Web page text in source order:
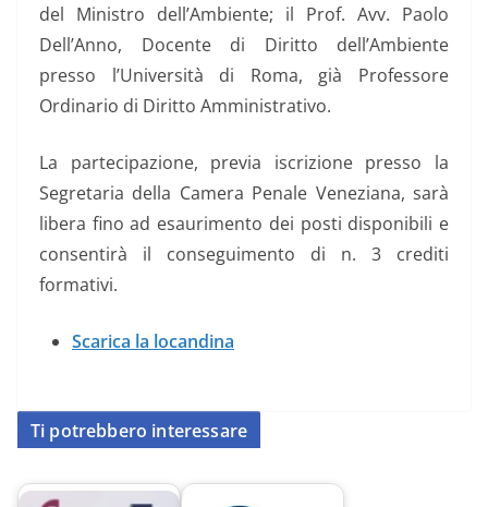
del Ministro dell’Ambiente; il Prof. Avv. Paolo
Dell’Anno, Docente di Diritto dell’Ambiente
presso l’Università di Roma, già Professore
Ordinario di Diritto Amministrativo.
La partecipazione, previa iscrizione presso la
Segretaria della Camera Penale Veneziana, sarà
libera fino ad esaurimento dei posti disponibili e
consentirà il conseguimento di n. 3 crediti
formativi.
Scarica la locandina
Ti potrebbero interessare